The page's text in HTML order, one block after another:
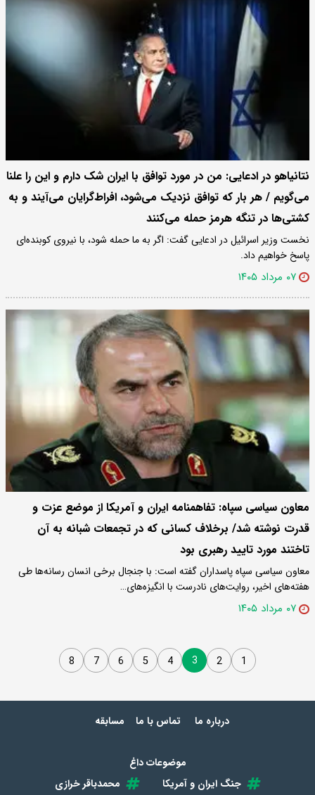
نتانیاهو در ادعایی: من در مورد توافق با ایران شک دارم و این را علنا
می‌گویم / هر بار که توافق نزدیک می‌شود، افراط‌گرایان می‌آیند و به
کشتی‌ها در تنگه هرمز حمله می‌کنند
نخست وزیر اسرائیل در ادعایی گفت: اگر به ما حمله شود، با نیروی کوبنده‌ای
پاسخ خواهیم داد.
۰۷ مرداد ۱۴۰۵
معاون سیاسی سپاه: تفاهمنامه‌ ایران و آمریکا از موضع عزت و
قدرت نوشته شد/ برخلاف کسانی که در تجمعات شبانه به آن
تاختند مورد تایید رهبری بود
معاون سیاسی سپاه پاسداران گفته است: با جنجال برخی انسان رسانه‌ها طی
هفته‌های اخیر، روایت‌های نادرست با انگیزه‌های…
۰۷ مرداد ۱۴۰۵
1
2
3
4
5
6
7
8
درباره ما تماس با ما مسابقه
موضوعات داغ
جنگ ایران و آمریکا
محمدباقر خرازی